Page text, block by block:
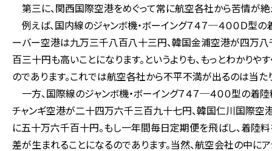
第三に、関西国際空港をめぐって常に航空各社から苦情が
例えば、国内線のジャンボ機・ボーイング７４７─４００Ｄ
ーバー空港は九万三千八百八十三円、韓国金浦空港が四万
百三十円も高いことになります。というよりも、もっとわかり
のであります。これでは航空各社から不平不満が出るのは当た
一方、国際線のジャンボ機・ボーイング７４７─４００型の
チャンギ空港が二十四万六千三百九十七円、韓国仁川国際空
に五十万六千百十円。もし一年間毎日定期便を飛ばし、着陸
差が生まれることになるのであります。当然、航空会社の中